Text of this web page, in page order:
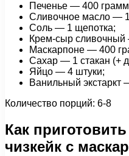
Печенье — 400
Сливочное масло —
Соль — 1 щепотка;
Крем-сыр
Маскарпоне — 400
Сахар — 1 стакан (+
Яйцо — 4 штуки;
Ванильный экстаркт
Количество порций: 6-8
Как
чизкейк с